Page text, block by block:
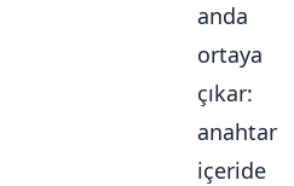
anda
ortaya
çıkar:
anahtar
içeride